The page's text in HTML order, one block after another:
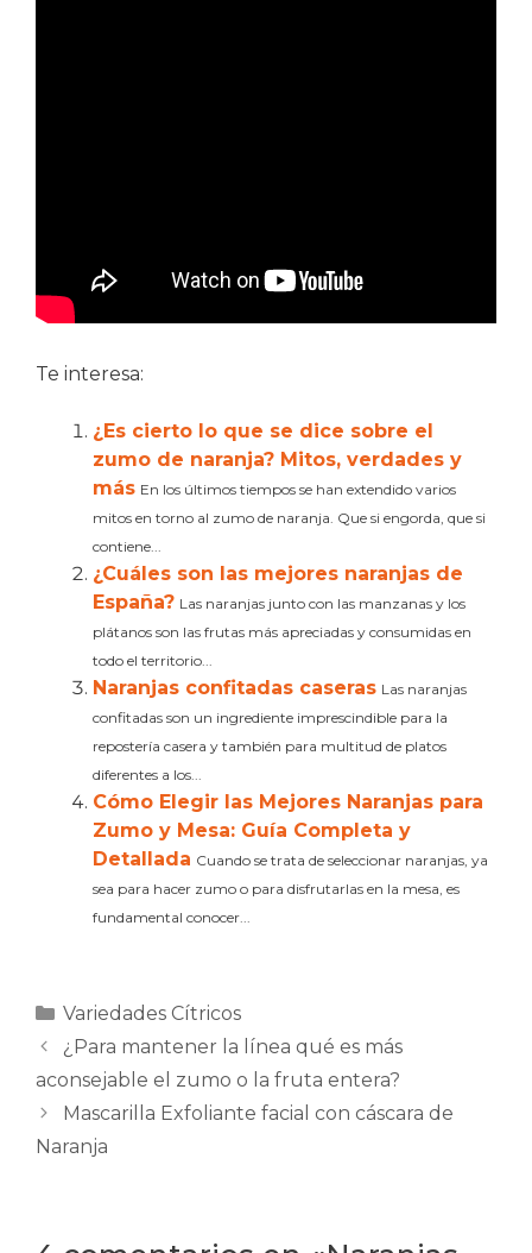
Te interesa:
¿Es cierto lo que se dice sobre el
zumo de naranja? Mitos, verdades y
más En los últimos tiempos se han extendido varios
mitos en torno al zumo de naranja. Que si engorda, que si
contiene...
¿Cuáles son las mejores naranjas de
España? Las naranjas junto con las manzanas y los
plátanos son las frutas más apreciadas y consumidas en
todo el territorio...
Naranjas confitadas caseras Las naranjas
confitadas son un ingrediente imprescindible para la
repostería casera y también para multitud de platos
diferentes a los...
Cómo Elegir las Mejores Naranjas para
Zumo y Mesa: Guía Completa y
Detallada Cuando se trata de seleccionar naranjas, ya
sea para hacer zumo o para disfrutarlas en la mesa, es
fundamental conocer...
Categorías
Variedades Cítricos
¿Para mantener la línea qué es más
aconsejable el zumo o la fruta entera?
Mascarilla Exfoliante facial con cáscara de
Naranja